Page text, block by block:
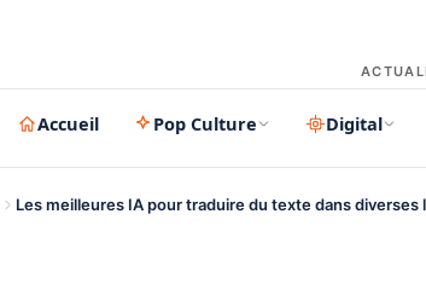
Accueil Pop Culture Digital
Les meilleures IA pour traduire du texte dans diverses